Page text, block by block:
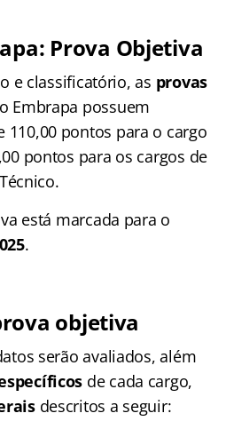
: Prova Objetiva
e classificatório, as provas
Embrapa possuem
110,00 pontos para o cargo
pontos para os cargos de
está marcada para o
.
objetiva
serão avaliados, além
de cada cargo,
descritos a seguir: